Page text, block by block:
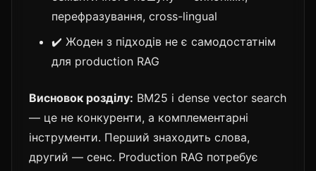
перефразування, cross-lingual
✔️ Жоден з підходів не є самодостатнім
для production RAG
Висновок розділу: BM25 і dense vector search
— це не конкуренти, а комплементарні
інструменти. Перший знаходить слова,
другий — сенс. Production RAG потребує